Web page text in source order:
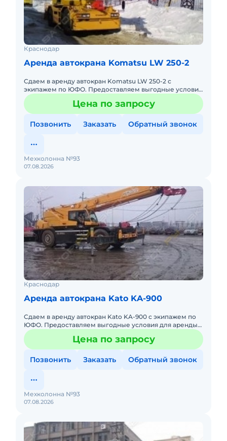
Краснодар
Аренда автокрана Komatsu LW 250-2
Сдаем в аренду автокран Komatsu LW 250-2 с
экипажем по ЮФО. Предоставляем выгодные условия
для аренды автокрана Komatsu LW 250-2 в Южном
федеральном округе. КроЦена по запросу
Позвонить Заказать Обратный звонок
07.08.2026
Мехколонна №93
Краснодар
Аренда автокрана Kato KA-900
Сдаем в аренду автокран Kato KA-900 с экипажем по
ЮФО. Предоставляем выгодные условия для аренды
автокранa Kato KA-900 в Южном федеральном округе.
Кроме аренды
Цена по запросу
Позвонить Заказать Обратный звонок
07.08.2026
Мехколонна №93